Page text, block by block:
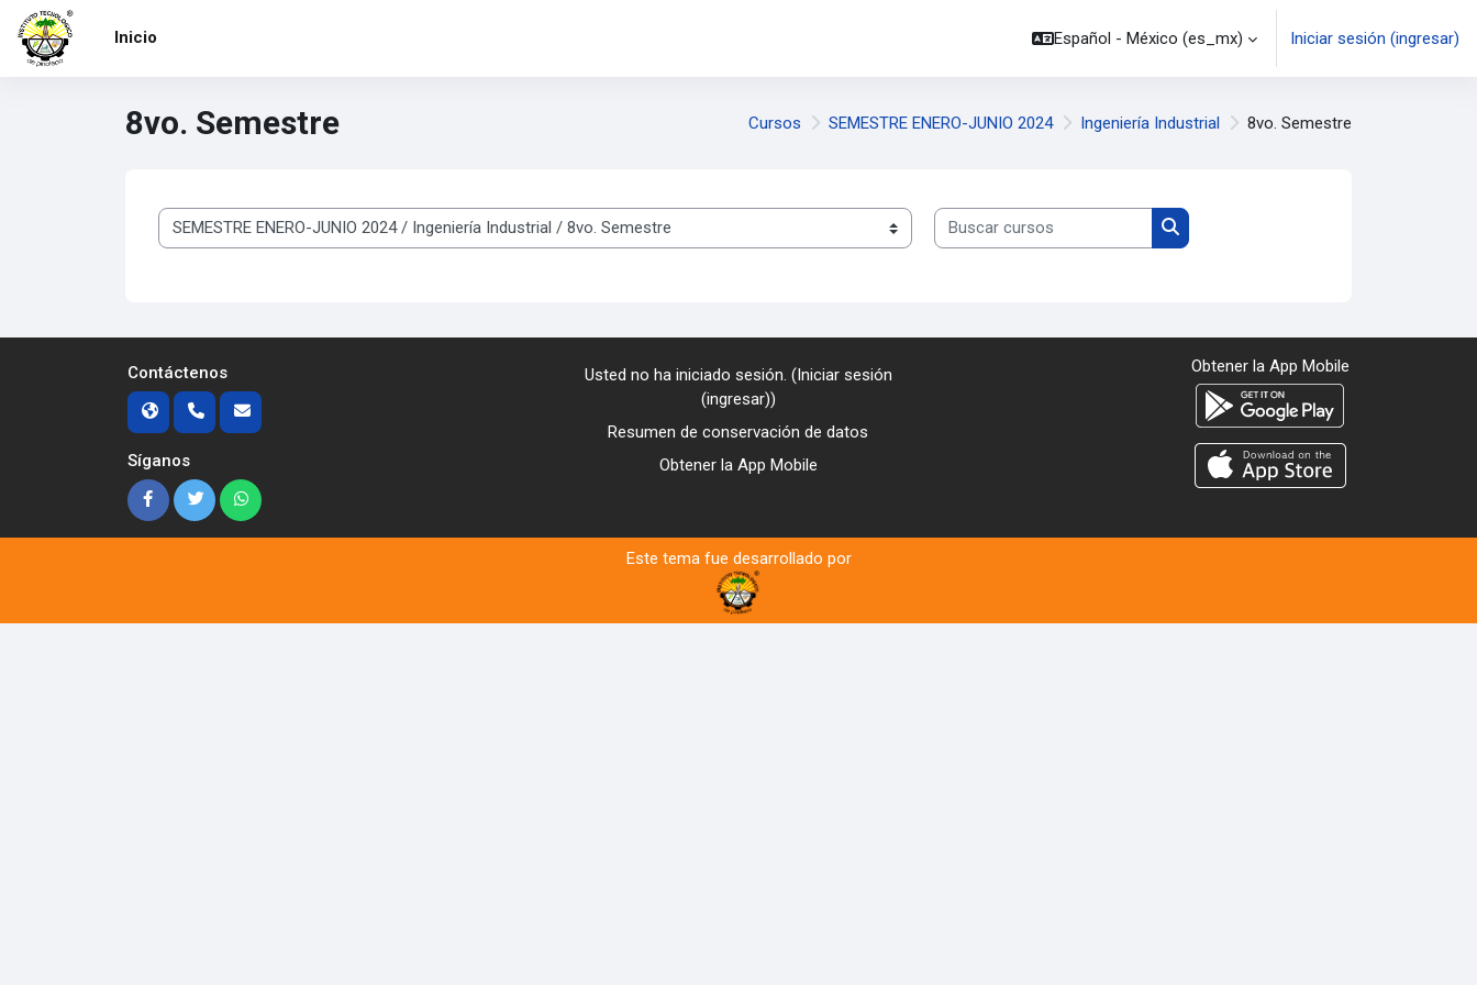
Saltar al contenido principal
Inicio
Español - México ‎(es_mx)‎ Iniciar sesión (ingresar)
8vo. Semestre Cursos SEMESTRE ENERO-JUNIO 2024 Ingeniería Industrial 8vo. Semestre
Categorías
Buscar cursos
Buscar cursos
Contáctenos
Síganos
Usted no ha iniciado sesión. (Iniciar sesión
(ingresar))
Resumen de conservación de datos
Obtener la App Mobile
Obtener la App Mobile
Este tema fue desarrollado por